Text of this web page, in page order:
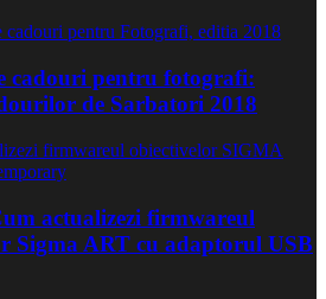
cadouri pentru fotografi:
de Sarbatori 2018
actualizezi firmwareul
Sigma ART cu adaptorul USB